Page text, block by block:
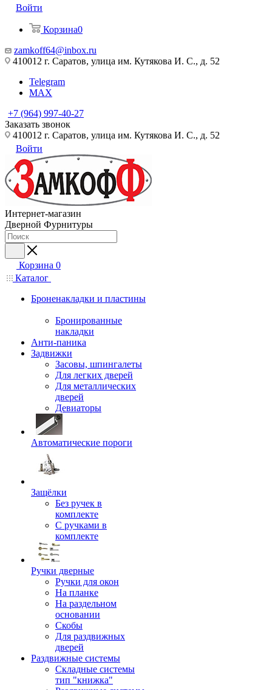
Войти
Корзина0
zamkoff64@inbox.ru
410012 г. Саратов, улица им. Кутякова И. С., д. 52
Telegram
MAX
+7 (964) 997-40-27
Заказать звонок
410012 г. Саратов, улица им. Кутякова И. С., д. 52
Войти
Интернет-магазин
Дверной Фурнитуры
Корзина 0
Каталог
Броненакладки и пластины
Бронированные
накладки
Анти-паника
Задвижки
Засовы, шпингалеты
Для легких дверей
Для металлических
дверей
Девиаторы
Автоматические пороги
Защёлки
Без ручек в
комплекте
С ручками в
комплекте
Ручки дверные
Ручки для окон
На планке
На раздельном
основании
Скобы
Для раздвижных
дверей
Раздвижные системы
Складные системы
тип "книжка"